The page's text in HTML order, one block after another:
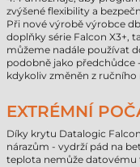
zvýšené flexibility a
Při nové výrobě výrobce
doplňky série Falcon X3+,
můžeme nadále používat
podobně jako
kdykoliv změněn z
EXTRÉMNÍ
Díky krytu Datalogic
nárazům - vydrží pád na
teplota nemůže datovému